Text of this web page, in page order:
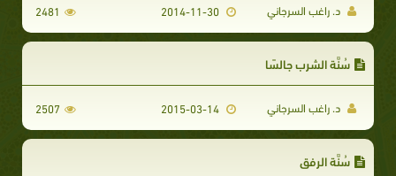
د. راغب السرجاني 2014-11-30
2481
سُنَّة الشرب جالسًا
د. راغب السرجاني 2015-03-14
2507
سُنَّة الرفق